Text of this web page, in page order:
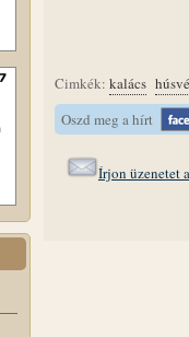
Cimkék: kalács
Oszd meg a hírt
Írjon üzenetet